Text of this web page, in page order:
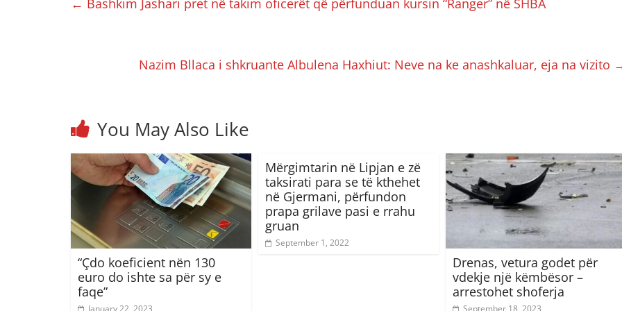
← Bashkim Jashari pret në takim oficerët që përfunduan kursin “Ranger” në SHBA
Nazim Bllaca i shkruante Albulena Haxhiut: Neve na ke anashkaluar, eja na vizito
You May Also Like
“Çdo koeficient nën 130
euro do ishte sa për sy e
faqe”
January 22, 2023
Mërgimtarin në Lipjan e zë
taksirati para se të kthehet
në Gjermani, përfundon
prapa grilave pasi e rrahu
gruan
September 1, 2022
Drenas, vetura godet për
vdekje një këmbësor –
arrestohet shoferja
September 18, 2023